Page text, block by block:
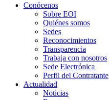
Conócenos
Sobre EOI
Quiénes somos
Sedes
Reconocimientos
Transparencia
Trabaja con nosotros
Sede Electrónica
Perfil del Contratante
Actualidad
Noticias